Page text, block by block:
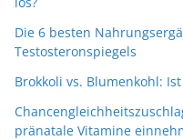
Die 6 besten
Testosteronspiegels
Brokkoli vs. Blumenkohl:
pränatale Vitamine